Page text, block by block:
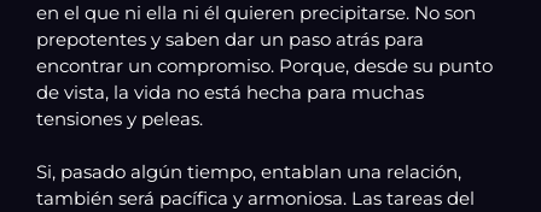
en el que ni ella ni él quieren precipitarse. No son
prepotentes y saben dar un paso atrás para
encontrar un compromiso. Porque, desde su punto
de vista, la vida no está hecha para muchas
tensiones y peleas.
Si, pasado algún tiempo, entablan una relación,
también será pacífica y armoniosa. Las tareas del